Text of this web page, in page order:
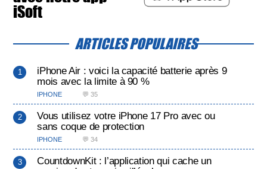
iSoft
ARTICLES POPULAIRES
iPhone Air : voici la capacité batterie après 9
mois avec la limite à 90 %
IPHONE 💬 35
Vous utilisez votre iPhone 17 Pro avec ou
sans coque de protection
IPHONE 💬 34
CountdownKit : l’application qui cache un